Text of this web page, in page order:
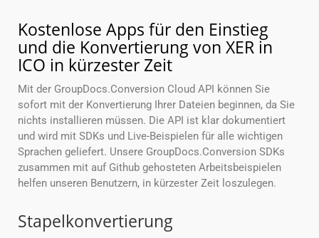
Kostenlose Apps für den Einstieg
und die Konvertierung von XER in
ICO in kürzester Zeit
Mit der GroupDocs.Conversion Cloud API können Sie
sofort mit der Konvertierung Ihrer Dateien beginnen, da Sie
nichts installieren müssen. Die API ist klar dokumentiert
und wird mit SDKs und Live-Beispielen für alle wichtigen
Sprachen geliefert. Unsere GroupDocs.Conversion SDKs
zusammen mit auf Github gehosteten Arbeitsbeispielen
helfen unseren Benutzern, in kürzester Zeit loszulegen.
Stapelkonvertierung